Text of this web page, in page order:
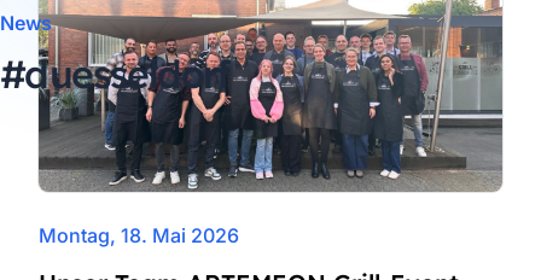
News
#duesseldorf
Montag, 18. Mai 2026